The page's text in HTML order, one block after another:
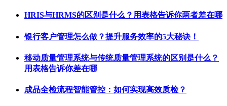
HRIS与HRMS的区别是什么？用表格告诉你两者差在哪
银行客户管理怎么做？提升服务效率的5大秘诀！
移动质量管理系统与传统质量管理系统的区别是什么？
用表格告诉你差在哪
成品全检流程智能管控：如何实现高效质检？